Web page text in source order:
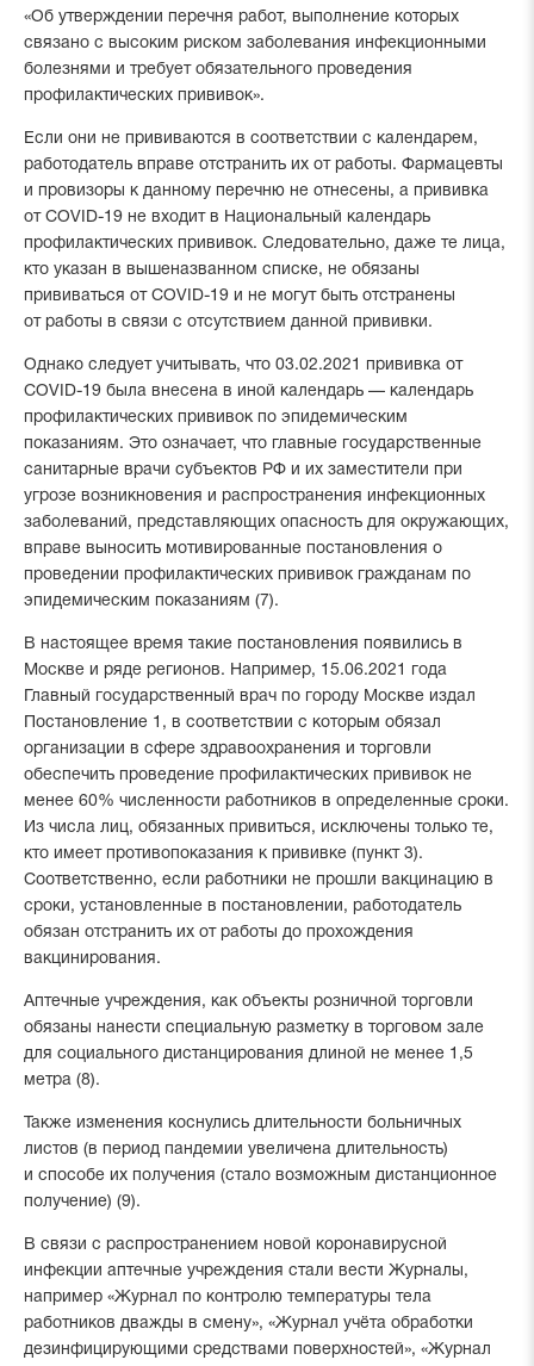
«Об утверждении перечня работ, выполнение которых
связано с высоким риском заболевания инфекционными
болезнями и требует обязательного проведения
профилактических прививок».
Если они не прививаются в соответствии с календарем,
работодатель вправе отстранить их от работы. Фармацевты
и провизоры к данному перечню не отнесены, а прививка
от COVID-19 не входит в Национальный календарь
профилактических прививок. Следовательно, даже те лица,
кто указан в вышеназванном списке, не обязаны
прививаться от COVID-19 и не могут быть отстранены
от работы в связи с отсутствием данной прививки.
Однако следует учитывать, что 03.02.2021 прививка от
COVID-19 была внесена в иной календарь — календарь
профилактических прививок по эпидемическим
показаниям. Это означает, что главные государственные
санитарные врачи субъектов РФ и их заместители при
угрозе возникновения и распространения инфекционных
заболеваний, представляющих опасность для окружающих,
вправе выносить мотивированные постановления о
проведении профилактических прививок гражданам по
эпидемическим показаниям (7).
В настоящее время такие постановления появились в
Москве и ряде регионов. Например, 15.06.2021 года
Главный государственный врач по городу Москве издал
Постановление 1, в соответствии с которым обязал
организации в сфере здравоохранения и торговли
обеспечить проведение профилактических прививок не
менее 60% численности работников в определенные сроки.
Из числа лиц, обязанных привиться, исключены только те,
кто имеет противопоказания к прививке (пункт 3).
Соответственно, если работники не прошли вакцинацию в
сроки, установленные в постановлении, работодатель
обязан отстранить их от работы до прохождения
вакцинирования.
Аптечные учреждения, как объекты розничной торговли
обязаны нанести специальную разметку в торговом зале
для социального дистанцирования длиной не менее 1,5
метра (8).
Также изменения коснулись длительности больничных
листов (в период пандемии увеличена длительность)
и способе их получения (стало возможным дистанционное
получение) (9).
В связи с распространением новой коронавирусной
инфекции аптечные учреждения стали вести Журналы,
например «Журнал по контролю температуры тела
работников дважды в смену», «Журнал учёта обработки
дезинфицирующими средствами поверхностей», «Журнал